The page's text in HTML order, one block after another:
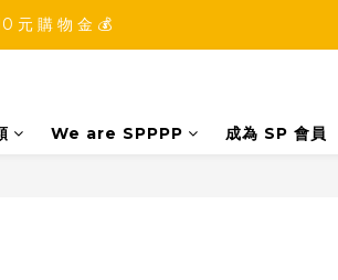
元 購 物 金 💰
元 購 物 金 💰
元 購 物 金 💰
We are SPPPP 成為 SP 會員